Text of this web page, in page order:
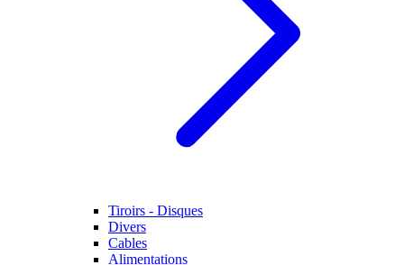
Tiroirs - Disques
Divers
Cables
Alimentations